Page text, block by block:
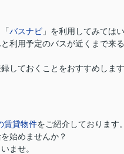
バスナビ 」を利用してみては
利用予定のバスが近くまで来
しておくことをおすすめします
賃貸物件をご紹介しております。
始めませんか？
ませ。